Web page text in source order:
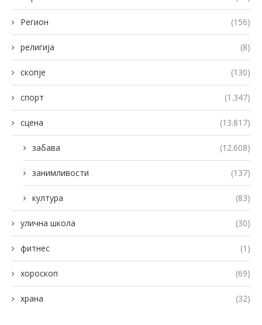
Регион (156)
религија (8)
скопје (130)
спорт (1.347)
сцена (13.817)
забава (12.608)
занимливости (137)
култура (83)
улична школа (30)
фитнес (1)
хороскоп (69)
храна (32)